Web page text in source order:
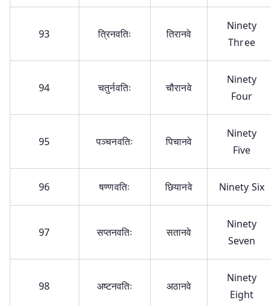
93 त्रिनवतिः तिरानवे
Ninety
Three
94 चतुर्नवतिः चौरानवे
Ninety
Four
95 पञ्चनवतिः पिचानवे
Ninety
Five
96 षण्णवतिः छियानवे Ninety Six
97 सप्तनवतिः सतानवे
Ninety
Seven
98 अष्टनवतिः अठानवे
Ninety
Eight